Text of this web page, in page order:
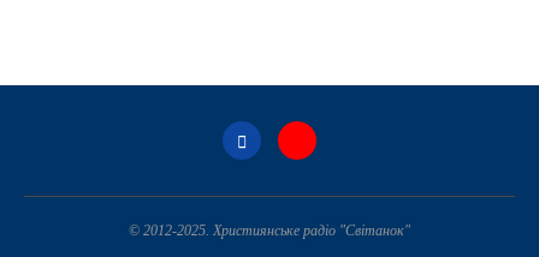
© 2012-2025. Християнське радіо "Світанок"